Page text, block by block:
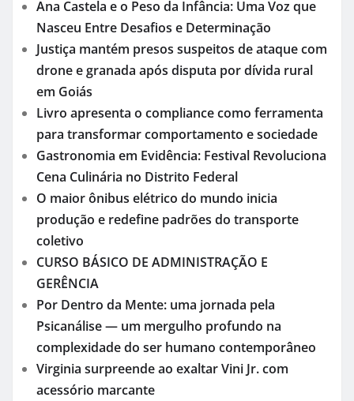
Ana Castela e o Peso da Infância: Uma Voz que
Nasceu Entre Desafios e Determinação
Justiça mantém presos suspeitos de ataque com
drone e granada após disputa por dívida rural
em Goiás
Livro apresenta o compliance como ferramenta
para transformar comportamento e sociedade
Gastronomia em Evidência: Festival Revoluciona
Cena Culinária no Distrito Federal
O maior ônibus elétrico do mundo inicia
produção e redefine padrões do transporte
coletivo
CURSO BÁSICO DE ADMINISTRAÇÃO E
GERÊNCIA
Por Dentro da Mente: uma jornada pela
Psicanálise — um mergulho profundo na
complexidade do ser humano contemporâneo
Virginia surpreende ao exaltar Vini Jr. com
acessório marcante